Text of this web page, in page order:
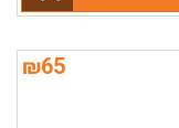
₪65